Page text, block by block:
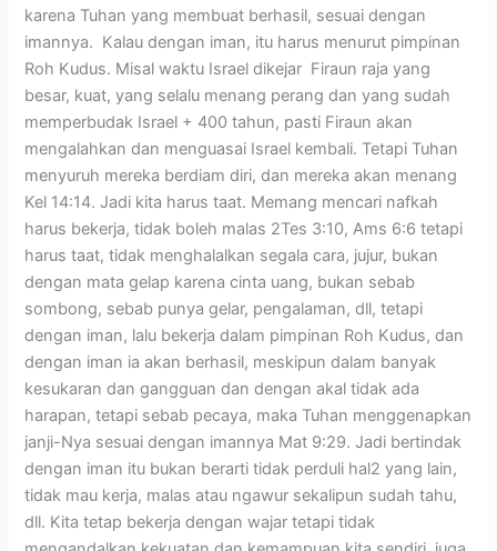
karena Tuhan yang membuat berhasil, sesuai dengan
imannya. Kalau dengan iman, itu harus menurut pimpinan
Roh Kudus. Misal waktu Israel dikejar Firaun raja yang
besar, kuat, yang selalu menang perang dan yang sudah
memperbudak Israel + 400 tahun, pasti Firaun akan
mengalahkan dan menguasai Israel kembali. Tetapi Tuhan
menyuruh mereka berdiam diri, dan mereka akan menang
Kel 14:14. Jadi kita harus taat. Memang mencari nafkah
harus bekerja, tidak boleh malas 2Tes 3:10, Ams 6:6 tetapi
harus taat, tidak menghalalkan segala cara, jujur, bukan
dengan mata gelap karena cinta uang, bukan sebab
sombong, sebab punya gelar, pengalaman, dll, tetapi
dengan iman, lalu bekerja dalam pimpinan Roh Kudus, dan
dengan iman ia akan berhasil, meskipun dalam banyak
kesukaran dan gangguan dan dengan akal tidak ada
harapan, tetapi sebab pecaya, maka Tuhan menggenapkan
janji-Nya sesuai dengan imannya Mat 9:29. Jadi bertindak
dengan iman itu bukan berarti tidak perduli hal2 yang lain,
tidak mau kerja, malas atau ngawur sekalipun sudah tahu,
dll. Kita tetap bekerja dengan wajar tetapi tidak